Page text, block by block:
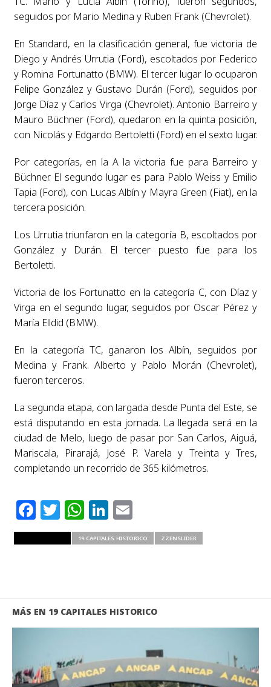
seguidos por Mario Medina y Ruben Frank (Chevrolet).
En Standard, en la clasificación general, fue victoria de
Diego y Andrés Urrutia (Ford), escoltados por Federico
y Romina Fortunatto (BMW). El tercer lugar lo ocuparon
Felipe González y Gustavo Durán (Ford), seguidos por
Jorge Díaz y Carlos Virga (Chevrolet). Antonio Barreiro y
Mauro Büchner (Ford), quedaron en la quinta posición,
con Nicolás y Edgardo Bertoletti (Ford) en el sexto lugar.
Por categorías, en la A la victoria fue para Barreiro y
Büchner. El segundo lugar es para Pablo Weiss y Emilio
Tapia (Ford), con Lucas Albín y Mayra Green (Fiat), en la
tercera posición.
Los Urrutia triunfaron en la categoría B, escoltados por
González y Durán. El tercer puesto fue para los
Bertoletti.
Victoria de los Fortunatto en la categoría C, con Díaz y
Virga en el segundo lugar, seguidos por Oscar Pérez y
María Elldid (BMW).
En la categoría TC, ganaron los Albín, seguidos por
Medina y Frank. Alberto y Pablo Morán (Chevrolet),
fueron terceros.
La segunda etapa, con largada desde Punta del Este, se
está disputando en esta jornada. La llegada será en la
ciudad de Melo, luego de pasar por San Carlos, Aiguá,
Mariscala, Pirarajá, José P. Varela y Treinta y Tres,
completando un recorrido de 365 kilómetros.
Facebook
Twitter
WhatsApp
LinkedIn
Email
19 CAPITALES HISTORICO ZZENSLIDER
MÁS EN 19 CAPITALES HISTORICO